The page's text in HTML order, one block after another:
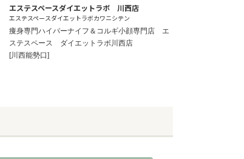
エステスペースダイエットラボ 川西店
エステスペースダイエットラボカワニシテン
痩身専門ハイパーナイフ＆コルギ小顔専門店 エ
ステスペース ダイエットラボ川西店
[川西能勢口]